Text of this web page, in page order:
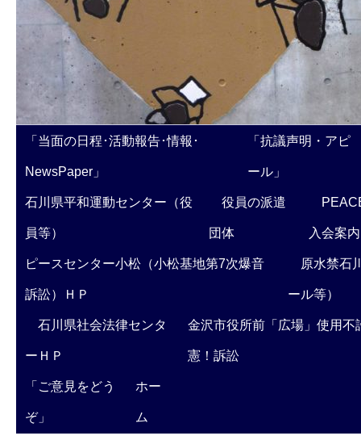
「当面の日程･活動報告･情報･
NewsPaper」
「抗議声明・アピ
ール」
石川県平和運動センター（役
員等）
役員の派遣
団体 入会案内
ピースセンター小松（小松基地第7次爆音
訴訟）ＨＰ
原水禁石
ール等）
石川県社会法律センタ
ーＨＰ
金沢市役所前「広場」使用不
憲！訴訟
「ご意見をどう
ぞ」
ホー
ム